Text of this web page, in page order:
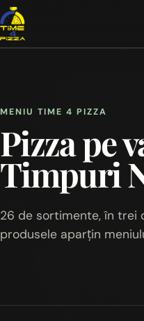
Platouri
Despre noi
Contact
MENIU TIME 4 PIZZA
Pizza pe
Timpuri
26 de sortimente, în trei
produsele aparțin